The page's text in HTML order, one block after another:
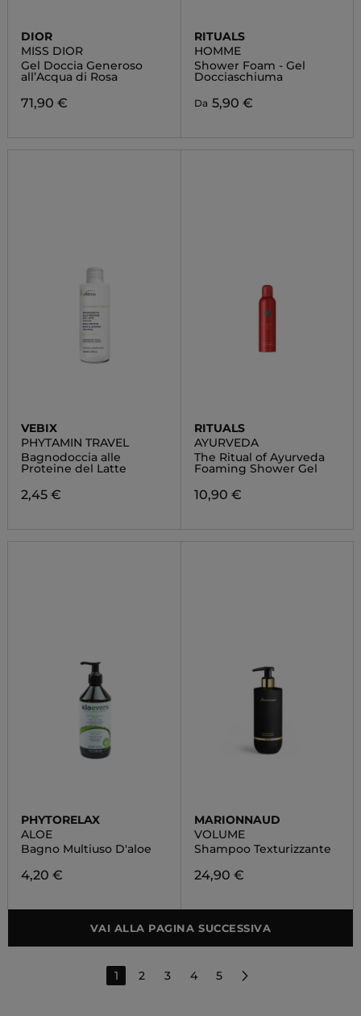
DIOR
MISS DIOR
Gel Doccia Generoso
all’Acqua di Rosa
71,90 €
RITUALS
HOMME
Shower Foam - Gel
Docciaschiuma
Da 5,90 €
VEBIX
PHYTAMIN TRAVEL
Bagnodoccia alle
Proteine del Latte
2,45 €
RITUALS
AYURVEDA
The Ritual of Ayurveda
Foaming Shower Gel
10,90 €
PHYTORELAX
ALOE
Bagno Multiuso D'aloe
4,20 €
MARIONNAUD
VOLUME
Shampoo Texturizzante
24,90 €
VAI ALLA PAGINA SUCCESSIVA
1 2 3 4 5